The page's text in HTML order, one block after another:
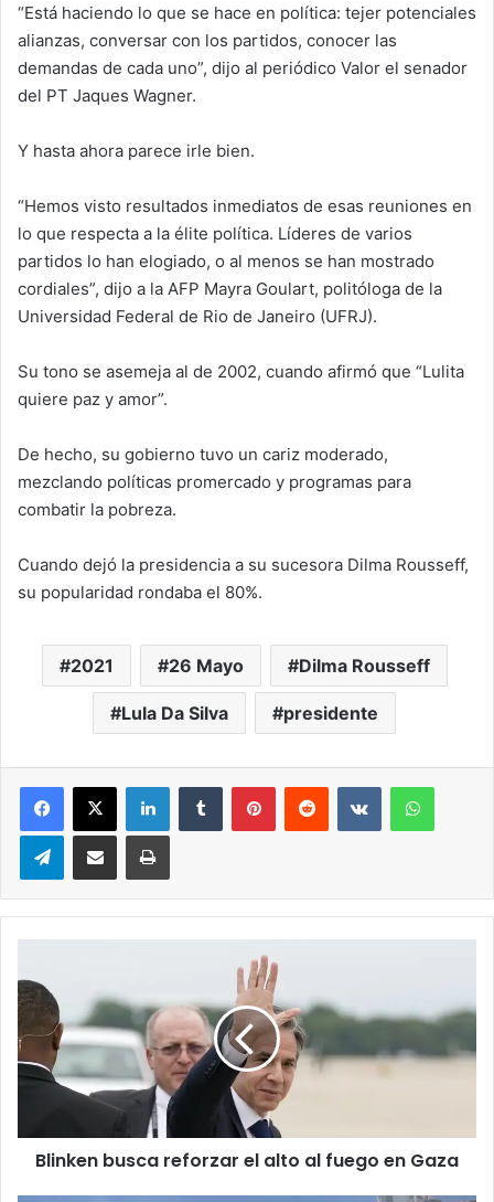
“Está haciendo lo que se hace en política: tejer potenciales
alianzas, conversar con los partidos, conocer las
demandas de cada uno”, dijo al periódico Valor el senador
del PT Jaques Wagner.
Y hasta ahora parece irle bien.
“Hemos visto resultados inmediatos de esas reuniones en
lo que respecta a la élite política. Líderes de varios
partidos lo han elogiado, o al menos se han mostrado
cordiales”, dijo a la AFP Mayra Goulart, politóloga de la
Universidad Federal de Rio de Janeiro (UFRJ).
Su tono se asemeja al de 2002, cuando afirmó que “Lulita
quiere paz y amor”.
De hecho, su gobierno tuvo un cariz moderado,
mezclando políticas promercado y programas para
combatir la pobreza.
Cuando dejó la presidencia a su sucesora Dilma Rousseff,
su popularidad rondaba el 80%.
2021 26 Mayo Dilma Rousseff
Lula Da Silva presidente
LinkedInTumblr PinterestReddit VKontakte
TelegramCompartir via correo electrónicoImpresión
reforzar
alto
al
fuego
Gaza
Blinken busca reforzar el alto al fuego en Gaza